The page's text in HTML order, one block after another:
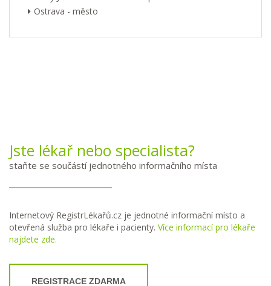
Ostrava - město
Jste lékař nebo specialista?
staňte se součástí jednotného informačního místa
Internetový RegistrLékařů.cz je jednotné informační místo a
otevřená služba pro lékaře i pacienty. Více informací pro lékaře
najdete zde.
REGISTRACE ZDARMA